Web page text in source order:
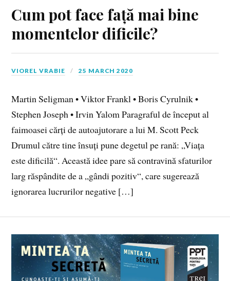
Cum pot face față mai bine
momentelor dificile?
VIOREL VRABIE 25 MARCH 2020
Martin Seligman • Viktor Frankl • Boris Cyrulnik •
Stephen Joseph • Irvin Yalom Paragraful de început al
faimoasei cărți de autoajutorare a lui M. Scott Peck
Drumul către tine însuți pune degetul pe rană: „Viața
este dificilă“. Această idee pare să contravină sfaturilor
larg răspândite de a „gândi pozitiv“, care sugerează
ignorarea lucrurilor negative […]